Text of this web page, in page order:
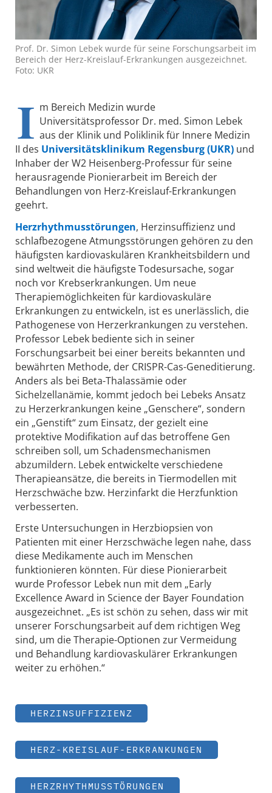
Prof. Dr. Simon Lebek wurde für seine Forschungsarbeit im
Bereich der Herz-Kreislauf-Erkrankungen ausgezeichnet.
Foto: UKR
I m Bereich Medizin wurde
Universitätsprofessor Dr. med. Simon Lebek
aus der Klinik und Poliklinik für Innere Medizin
II des Universitätsklinikum Regensburg (UKR) und
Inhaber der W2 Heisenberg-Professur für seine
herausragende Pionierarbeit im Bereich der
Behandlungen von Herz-Kreislauf-Erkrankungen
geehrt.
Herzrhythmusstörungen, Herzinsuffizienz und
schlafbezogene Atmungsstörungen gehören zu den
häufigsten kardiovaskulären Krankheitsbildern und
sind weltweit die häufigste Todesursache, sogar
noch vor Krebserkrankungen. Um neue
Therapiemöglichkeiten für kardiovaskuläre
Erkrankungen zu entwickeln, ist es unerlässlich, die
Pathogenese von Herzerkrankungen zu verstehen.
Professor Lebek bediente sich in seiner
Forschungsarbeit bei einer bereits bekannten und
bewährten Methode, der CRISPR-Cas-Geneditierung.
Anders als bei Beta-Thalassämie oder
Sichelzellanämie, kommt jedoch bei Lebeks Ansatz
zu Herzerkrankungen keine „Genschere“, sondern
ein „Genstift“ zum Einsatz, der gezielt eine
protektive Modifikation auf das betroffene Gen
schreiben soll, um Schadensmechanismen
abzumildern. Lebek entwickelte verschiedene
Therapieansätze, die bereits in Tiermodellen mit
Herzschwäche bzw. Herzinfarkt die Herzfunktion
verbesserten.
Erste Untersuchungen in Herzbiopsien von
Patienten mit einer Herzschwäche legen nahe, dass
diese Medikamente auch im Menschen
funktionieren könnten. Für diese Pionierarbeit
wurde Professor Lebek nun mit dem „Early
Excellence Award in Science der Bayer Foundation
ausgezeichnet. „Es ist schön zu sehen, dass wir mit
unserer Forschungsarbeit auf dem richtigen Weg
sind, um die Therapie-Optionen zur Vermeidung
und Behandlung kardiovaskulärer Erkrankungen
weiter zu erhöhen.“
HERZINSUFFIZIENZ
HERZ-KREISLAUF-ERKRANKUNGEN
HERZRHYTHMUSSTÖRUNGEN